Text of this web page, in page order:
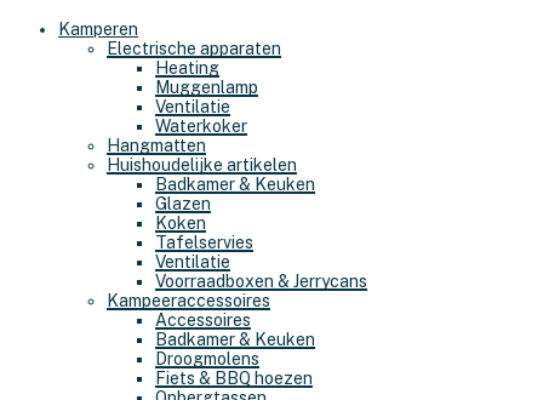
Kamperen
Electrische apparaten
Heating
Muggenlamp
Ventilatie
Waterkoker
Hangmatten
Huishoudelijke artikelen
Badkamer & Keuken
Glazen
Koken
Tafelservies
Ventilatie
Voorraadboxen & Jerrycans
Kampeeraccessoires
Accessoires
Badkamer & Keuken
Droogmolens
Fiets & BBQ hoezen